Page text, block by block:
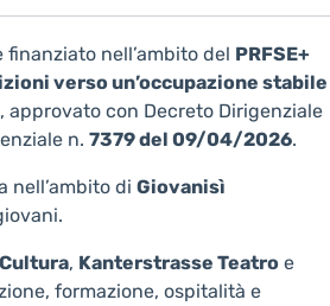
nell’ambito del PRFSE+
verso un’occupazione stabile
, approvato con Decreto Dirigenziale
n. 7379 del 09/04/2026.
nell’ambito di Giovanisì
, Kanterstrasse Teatro e
formazione, ospitalità e